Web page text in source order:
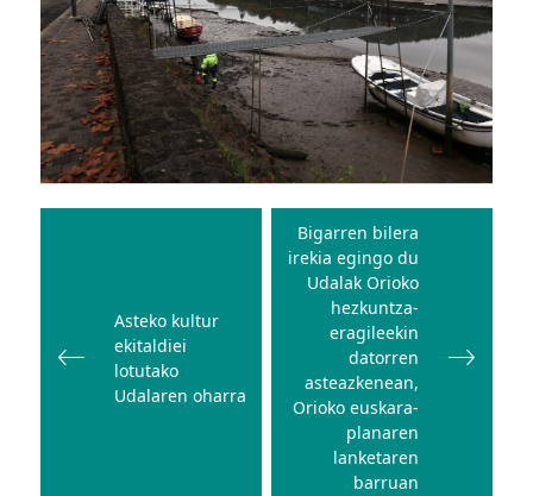
Bidalketetan
Asteko kultur
ekitaldiei
lotutako
Udalaren oharra
Bigarren bilera
irekia egingo du
Udalak Orioko
hezkuntza-
eragileekin
datorren
asteazkenean,
Orioko euskara-
planaren
lanketaren
barruan